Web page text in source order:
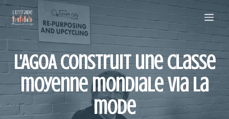
Aller
au
L'AGOA construit une classe
moyenne mondiale via la
mode